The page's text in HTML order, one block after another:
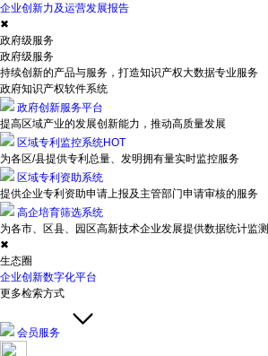
企业创新力及运营发展报告
✖
政府级服务
政府级服务
持续创新的产品与服务，打造知识产权大数据专业服务
政府知识产权软件系统
政府创新服务平台
提高区域产业的发展创新能力，推动高质量发展
区域专利监控系统HOT
为各区/县提供专利总量、发明拥有量实时监控服务
区域专利资助系统
提供企业专利资助申请上报及主管部门申请审核的服务
高企培育筛选系统
为各市、区县、园区高新技术企业发展提供数据统计监测
✖
生态圈
企业创新数字化平台
更多检索方式
会员服务